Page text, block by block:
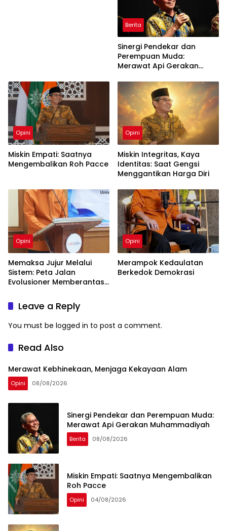
Berita
Sinergi Pendekar dan
Perempuan Muda:
Merawat Api Gerakan
Opini
Miskin Empati: Saatnya
Mengembalikan Roh Pacce
Opini
Miskin Integritas, Kaya
Identitas: Saat Gengsi
Menggantikan Harga Diri
Opini
Memaksa Jujur Melalui
Sistem: Peta Jalan
Evolusioner Memberantas
Opini
Merampok Kedaulatan
Berkedok Demokrasi
Leave a Reply
You must be logged in to post a comment.
Read Also
Merawat Kebhinekaan, Menjaga Kekayaan Alam
Opini 08/08/2026
Sinergi Pendekar dan Perempuan Muda:
Merawat Api Gerakan Muhammadiyah
Berita 08/08/2026
Miskin Empati: Saatnya Mengembalikan
Roh Pacce
Opini 04/08/2026